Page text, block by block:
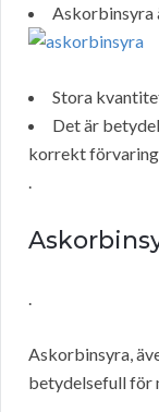
Askorbinsyra
Stora
Det är
korrekt
.
.
Askorbinsyra,
betydelsefull för